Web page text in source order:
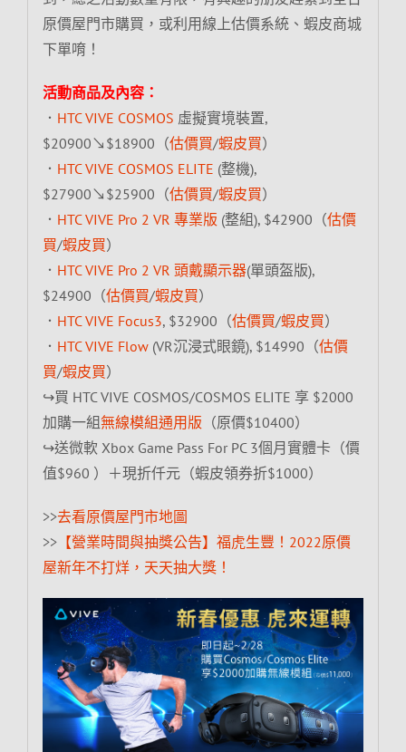
原價屋門市購買，或利用線上估價系統、蝦皮商城
下單唷！
活動商品及內容：
． HTC VIVE COSMOS 虛擬實境裝置,
$20900↘$18900（估價買/蝦皮買）
． HTC VIVE COSMOS ELITE (整機),
$27900↘$25900（估價買/蝦皮買）
． HTC VIVE Pro 2 VR 專業版 (整組), $42900（估價
買/蝦皮買）
． HTC VIVE Pro 2 VR 頭戴顯示器(單頭盔版),
$24900（估價買/蝦皮買）
． HTC VIVE Focus3, $32900（估價買/蝦皮買）
． HTC VIVE Flow(VR沉浸式眼鏡), $14990（估價
買/蝦皮買）
↪買 HTC VIVE COSMOS/COSMOS ELITE 享 $2000
加購一組無線模組通用版 （原價$10400）
↪送微軟 Xbox Game Pass For PC 3個月實體卡（價
值$960 ）＋現折仟元（蝦皮領券折$1000）
>>去看原價屋門市地圖
>>【營業時間與抽獎公告】福虎生豐！2022原價
屋新年不打烊，天天抽大獎！